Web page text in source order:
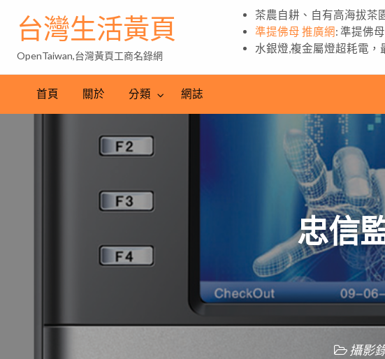
台灣生活黃頁
OpenTaiwan,台灣黃頁工商名錄網
茶農自耕、自有高海拔茶
準提佛母 推廣網: 準提佛
水銀燈,複金屬燈超耗電，
首頁 關於 分類 網誌
忠信
攝影